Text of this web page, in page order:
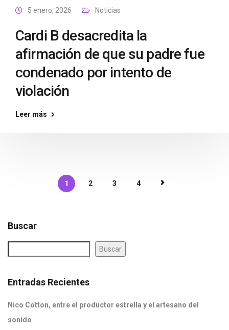
5 enero, 2026 Noticias
Cardi B desacredita la
afirmación de que su padre fue
condenado por intento de
violación
Leer más
1 2 3 4
Buscar
Buscar
Entradas Recientes
Nico Cotton, entre el productor estrella y el artesano del
sonido